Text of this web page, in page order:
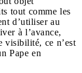
tout comme les
d’utiliser au
à l’avance,
visibilité, ce n’est
Pape en